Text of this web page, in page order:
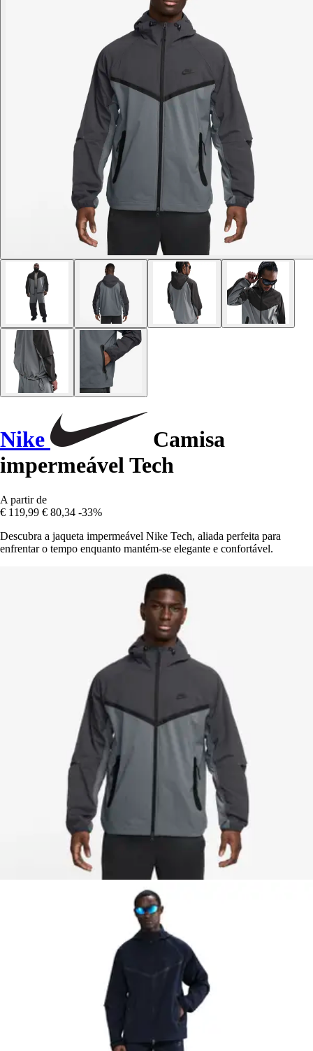
Nike
Camisa
impermeável Tech
A partir de
€ 119,99 € 80,34 -33%
Descubra a jaqueta impermeável Nike Tech, aliada perfeita para
enfrentar o tempo enquanto mantém-se elegante e confortável.